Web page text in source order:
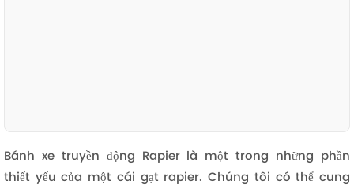
Bánh xe truyền động Rapier là một trong những phần
thiết yếu của một cái gạt rapier. Chúng tôi có thể cung